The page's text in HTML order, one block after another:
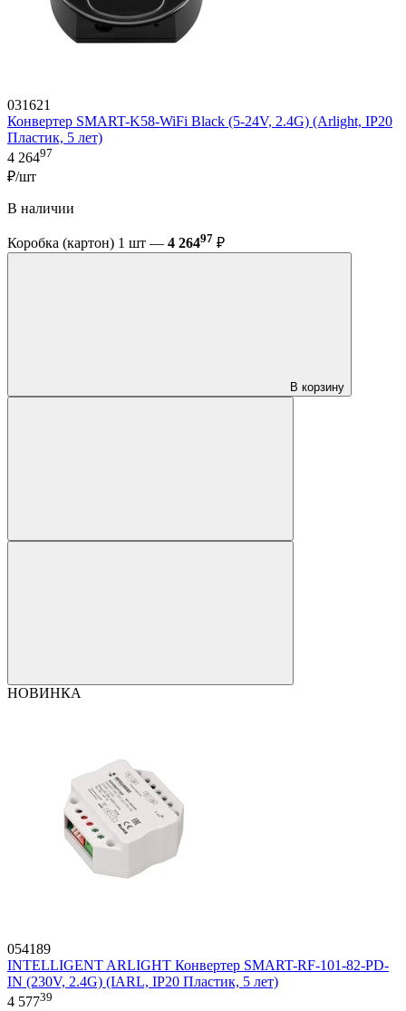
031621
Конвертер SMART-K58-WiFi Black (5-24V, 2.4G) (Arlight, IP20
Пластик, 5 лет)
4 26497
₽/шт
В наличии
Коробка (картон) 1 шт — 4 26497 ₽
В корзину
НОВИНКА
054189
INTELLIGENT ARLIGHT Конвертер SMART-RF-101-82-PD-
IN (230V, 2.4G) (IARL, IP20 Пластик, 5 лет)
4 57739